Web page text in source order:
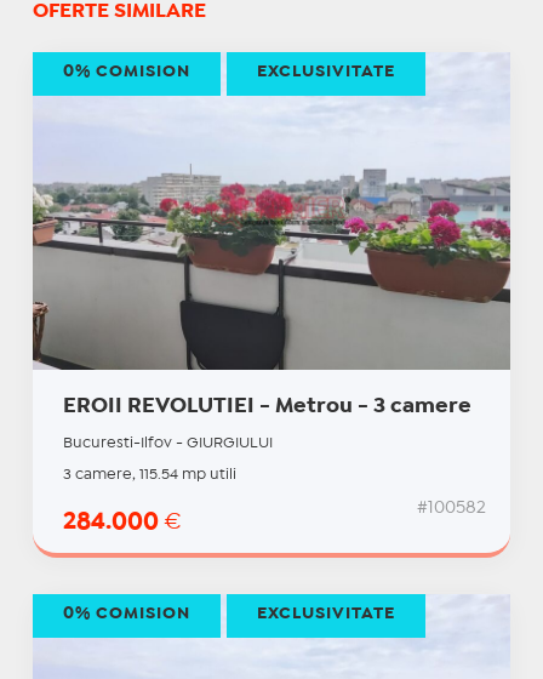
OFERTE SIMILARE
EROII REVOLUTIEI - Metrou - 3 camere
Bucuresti-Ilfov - GIURGIULUI
3 camere, 115.54 mp utili
284.000 €
#100582
0% COMISION EXCLUSIVITATE
0% COMISION EXCLUSIVITATE